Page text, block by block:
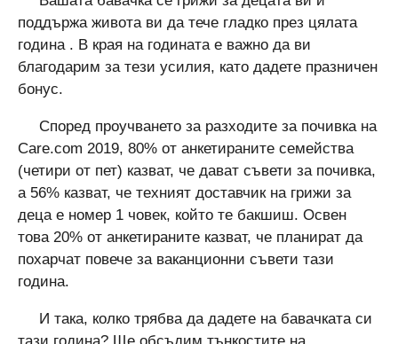
поддържа живота ви да тече гладко през цялата
година . В края на годината е важно да ви
благодарим за тези усилия, като дадете празничен
бонус.
Според проучването за разходите за почивка на
Care.com 2019, 80% от анкетираните семейства
(четири от пет) казват, че дават съвети за почивка,
а 56% казват, че техният доставчик на грижи за
деца е номер 1 човек, който те бакшиш. Освен
това 20% от анкетираните казват, че планират да
похарчат повече за ваканционни съвети тази
година.
И така, колко трябва да дадете на бавачката си